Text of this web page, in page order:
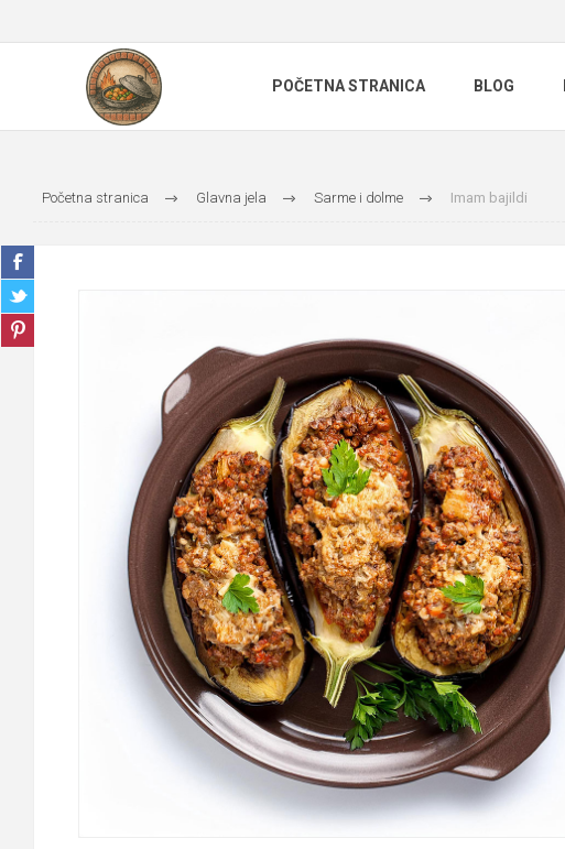
POČETNA STRANICA BLOG
Početna stranica Glavna jela Sarme i dolme Imam bajildi